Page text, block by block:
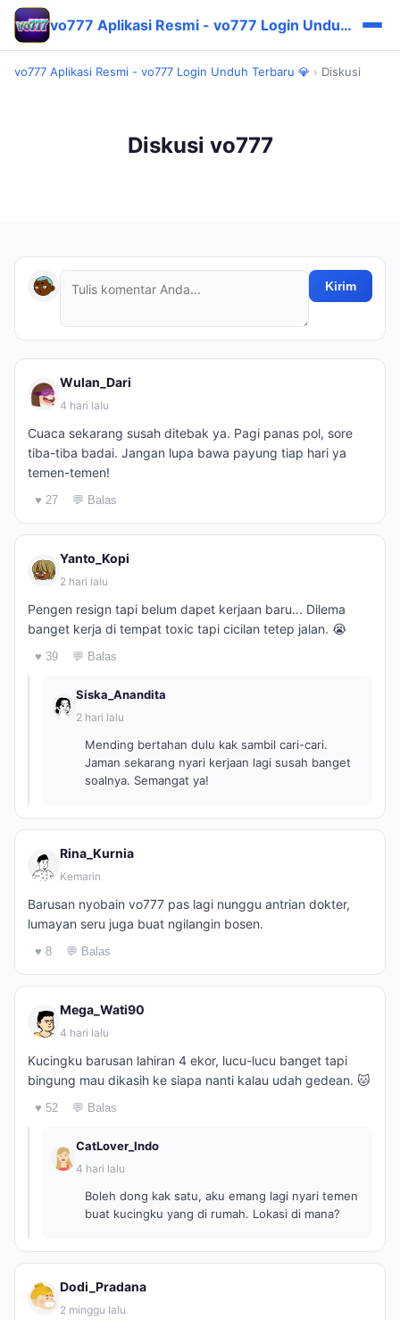
vo777 Aplikasi Resmi - vo777 Login Unduh Terbaru 💎
vo777 Aplikasi Resmi - vo777 Login Unduh Terbaru 💎 › Diskusi
Diskusi vo777
Kirim
Wulan_Dari
4 hari lalu
Cuaca sekarang susah ditebak ya. Pagi panas pol, sore
tiba-tiba badai. Jangan lupa bawa payung tiap hari ya
temen-temen!
♥ 27 💬 Balas
Yanto_Kopi
2 hari lalu
Pengen resign tapi belum dapet kerjaan baru... Dilema
banget kerja di tempat toxic tapi cicilan tetep jalan. 😭
♥ 39 💬 Balas
Siska_Anandita
2 hari lalu
Mending bertahan dulu kak sambil cari-cari.
Jaman sekarang nyari kerjaan lagi susah banget
soalnya. Semangat ya!
Rina_Kurnia
Kemarin
Barusan nyobain vo777 pas lagi nunggu antrian dokter,
lumayan seru juga buat ngilangin bosen.
♥ 8 💬 Balas
Mega_Wati90
4 hari lalu
Kucingku barusan lahiran 4 ekor, lucu-lucu banget tapi
bingung mau dikasih ke siapa nanti kalau udah gedean. 🐱
♥ 52 💬 Balas
CatLover_Indo
4 hari lalu
Boleh dong kak satu, aku emang lagi nyari temen
buat kucingku yang di rumah. Lokasi di mana?
Dodi_Pradana
2 minggu lalu